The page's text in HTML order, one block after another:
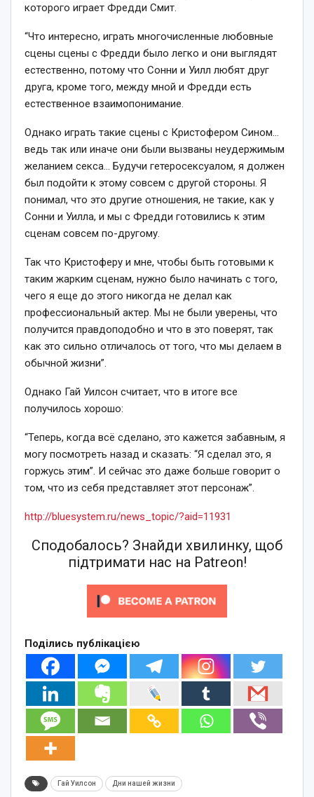
которого играет Фредди Смит.
“Что интересно, играть многочисленные любовные
сцены сцены с Фредди было легко и они выглядят
естественно, потому что Сонни и Уилл любят друг
друга, кроме того, между мной и Фредди есть
естественное взаимопонимание.
Однако играть такие сцены с Кристофером Сином…
ведь так или иначе они были вызваны неудержимым
желанием секса… Будучи гетеросексуалом, я должен
был подойти к этому совсем с другой стороны. Я
понимал, что это другие отношения, не такие, как у
Сонни и Уилла, и мы с Фредди готовились к этим
сценам совсем по-другому.
Так что Кристоферу и мне, чтобы быть готовыми к
таким жарким сценам, нужно было начинать с того,
чего я еще до этого никогда не делал как
профессиональный актер. Мы не были уверены, что
получится правдоподобно и что в это поверят, так
как это сильно отличалось от того, что мы делаем в
обычной жизни”.
Однако Гай Уилсон считает, что в итоге все
получилось хорошо:
“Теперь, когда всё сделано, это кажется забавным, я
могу посмотреть назад и сказать: “Я сделал это, я
горжусь этим”. И сейчас это даже больше говорит о
том, что из себя представляет этот персонаж”.
http://bluesystem.ru/news_topic/?aid=11931
Сподобалось? Знайди хвилинку, щоб
підтримати нас на Patreon!
Поділись публікацією
Гай Уилсон Дни нашей жизни